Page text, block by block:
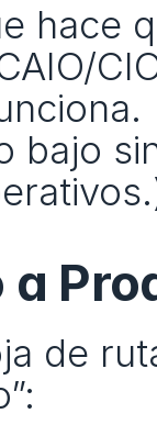
hace
bajo
a
de